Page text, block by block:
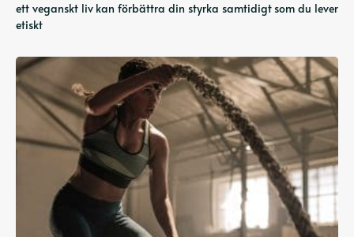
ett veganskt liv kan förbättra din styrka samtidigt som du lever
etiskt